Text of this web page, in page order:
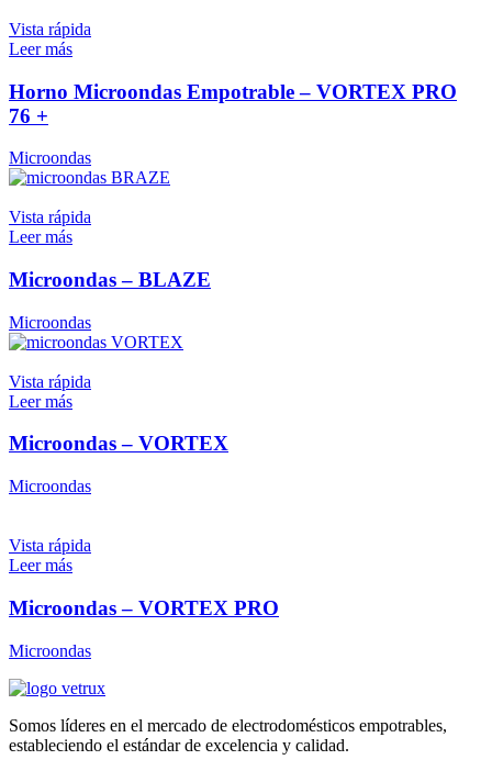
Vista rápida
Leer más
Horno Microondas Empotrable – VORTEX PRO
76 +
Microondas
Vista rápida
Leer más
Microondas – BLAZE
Microondas
Vista rápida
Leer más
Microondas – VORTEX
Microondas
Vista rápida
Leer más
Microondas – VORTEX PRO
Microondas
Somos líderes en el mercado de electrodomésticos empotrables,
estableciendo el estándar de excelencia y calidad.